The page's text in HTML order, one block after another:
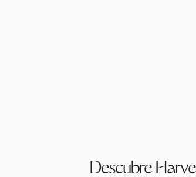
Descubre